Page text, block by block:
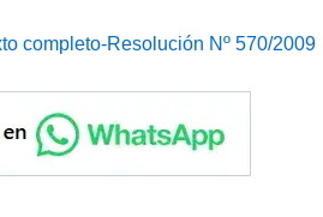
completo-Resolución Nº 570/2009